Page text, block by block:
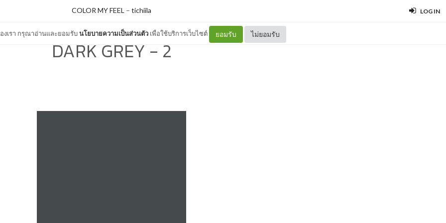
LOG IN
งเรา กรุณาอ่านและยอมรับนโยบายความเป็นส่วนตัว เพื่อใช้บริการเว็บไซต์ ยอมรับ ไม่ยอมรับ
COLOR MY FEEL – tichiila
DARK GREY - 2